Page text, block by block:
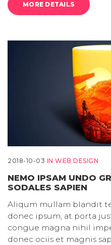
MORE DETAILS
2018-10-03 IN WEB DESIGN
NEMO IPSAM UNDO
SODALES SAPIEN
Aliqum mullam blandit
donec ipsum, at porta
congue magna nihil
donec ociis et magnis